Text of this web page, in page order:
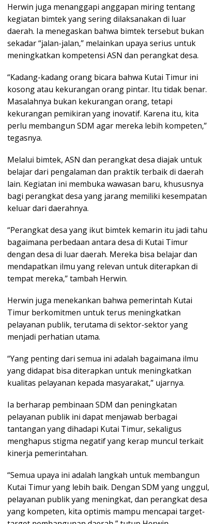
Herwin juga menanggapi anggapan miring tentang
kegiatan bimtek yang sering dilaksanakan di luar
daerah. Ia menegaskan bahwa bimtek tersebut bukan
sekadar “jalan-jalan,” melainkan upaya serius untuk
meningkatkan kompetensi ASN dan perangkat desa.
“Kadang-kadang orang bicara bahwa Kutai Timur ini
kosong atau kekurangan orang pintar. Itu tidak benar.
Masalahnya bukan kekurangan orang, tetapi
kekurangan pemikiran yang inovatif. Karena itu, kita
perlu membangun SDM agar mereka lebih kompeten,”
tegasnya.
Melalui bimtek, ASN dan perangkat desa diajak untuk
belajar dari pengalaman dan praktik terbaik di daerah
lain. Kegiatan ini membuka wawasan baru, khususnya
bagi perangkat desa yang jarang memiliki kesempatan
keluar dari daerahnya.
“Perangkat desa yang ikut bimtek kemarin itu jadi tahu
bagaimana perbedaan antara desa di Kutai Timur
dengan desa di luar daerah. Mereka bisa belajar dan
mendapatkan ilmu yang relevan untuk diterapkan di
tempat mereka,” tambah Herwin.
Herwin juga menekankan bahwa pemerintah Kutai
Timur berkomitmen untuk terus meningkatkan
pelayanan publik, terutama di sektor-sektor yang
menjadi perhatian utama.
“Yang penting dari semua ini adalah bagaimana ilmu
yang didapat bisa diterapkan untuk meningkatkan
kualitas pelayanan kepada masyarakat,” ujarnya.
Ia berharap pembinaan SDM dan peningkatan
pelayanan publik ini dapat menjawab berbagai
tantangan yang dihadapi Kutai Timur, sekaligus
menghapus stigma negatif yang kerap muncul terkait
kinerja pemerintahan.
“Semua upaya ini adalah langkah untuk membangun
Kutai Timur yang lebih baik. Dengan SDM yang unggul,
pelayanan publik yang meningkat, dan perangkat desa
yang kompeten, kita optimis mampu mencapai target-